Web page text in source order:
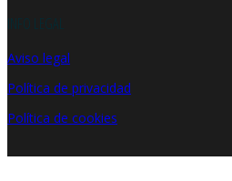
INFO LEGAL
Aviso legal
Política de privacidad
Política de cookies